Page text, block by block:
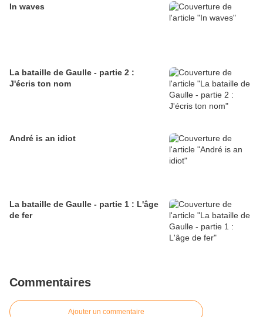
In waves
La bataille de Gaulle - partie 2 :
J'écris ton nom
André is an idiot
La bataille de Gaulle - partie 1 : L'âge
de fer
Commentaires
Ajouter un commentaire